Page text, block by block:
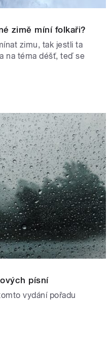
zimě míní folkaři?
zimu, tak jestli ta
na téma déšť, teď se
písní
vydání pořadu